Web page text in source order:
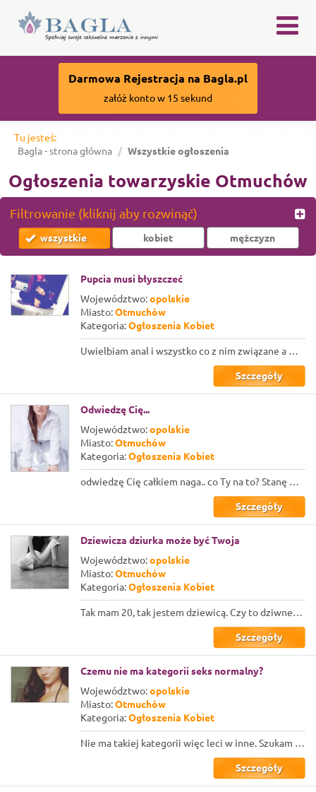
×
Darmowa Rejestracja na Bagla.pl
załóż konto w 15 sekund
Tu jesteś:
Bagla - strona główna
Wszystkie ogłoszenia
Ogłoszenia towarzyskie Otmuchów
Filtrowanie (kliknij aby rozwinąć)
wszystkie kobiet mężczyzn
Pupcia musi błyszczeć
Województwo:opolskie
Miasto:Otmuchów
Kategoria:Ogłoszenia Kobiet
Uwielbiam anal i wszystko co z nim związane a w szczególności rimming… Z najwięk...
Szczegóły
Odwiedzę Cię...
Województwo:opolskie
Miasto:Otmuchów
Kategoria:Ogłoszenia Kobiet
odwiedzę Cię całkiem naga.. co Ty na to? Stanę w progu w samym płaszczu, jak j...
Szczegóły
Dziewicza dziurka może być Twoja
Województwo:opolskie
Miasto:Otmuchów
Kategoria:Ogłoszenia Kobiet
Tak mam 20, tak jestem dziewicą. Czy to dziwne? Moim zdaniem, nie. Ogólnie je...
Szczegóły
Czemu nie ma kategorii seks normalny?
Województwo:opolskie
Miasto:Otmuchów
Kategoria:Ogłoszenia Kobiet
Nie ma takiej kategorii więc leci w inne. Szukam Normalnego pana, do normalnego...
Szczegóły